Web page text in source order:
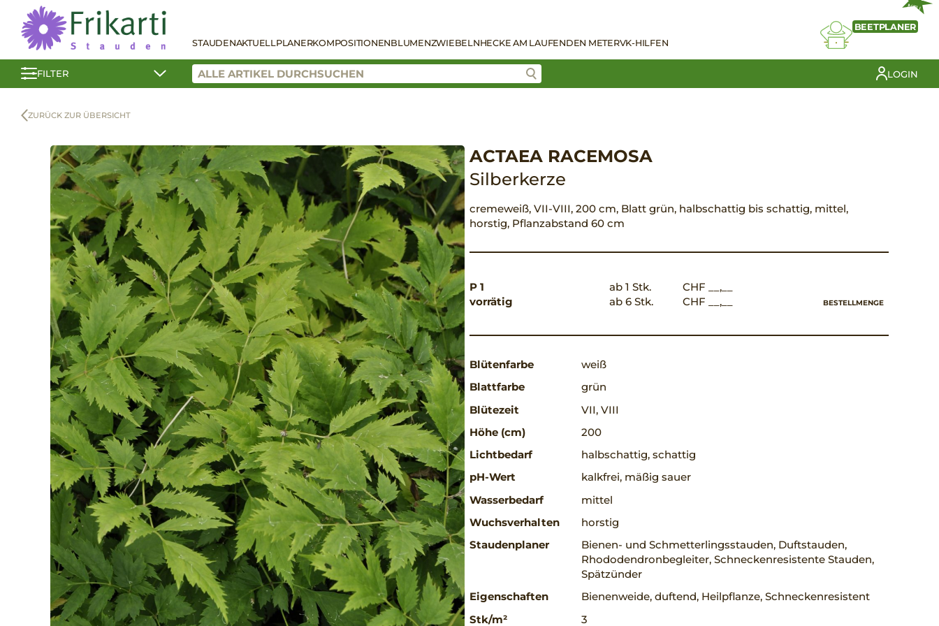
STAUDENAKTUELLPLANERKOMPOSITIONENBLUMENZWIEBELNHECKE AM LAUFENDEN METERVK-HILFEN
NEU
BEETPLANER
FILTER LOGIN
ZURÜCK ZUR ÜBERSICHT
ACTAEA RACEMOSA
Silberkerze
cremeweiß, VII-VIII, 200 cm, Blatt grün, halbschattig bis schattig, mittel,
horstig, Pflanzabstand 60 cm
P 1
vorrätig
ab 1 Stk.
CHF __,__
ab 6 Stk.
CHF __,__ BESTELLMENGE
Blütenfarbe
weiß
Blattfarbe
grün
Blütezeit
VII, VIII
Höhe (cm)
200
Lichtbedarf
halbschattig, schattig
pH-Wert
kalkfrei, mäßig sauer
Wasserbedarf
mittel
Wuchsverhalten
horstig
Staudenplaner
Bienen- und Schmetterlingsstauden, Duftstauden,
Rhododendronbegleiter, Schneckenresistente Stauden,
Spätzünder
Eigenschaften
Bienenweide, duftend, Heilpflanze, Schneckenresistent
Stk/m²
3